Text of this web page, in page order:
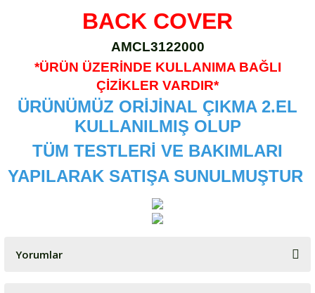
BACK COVER
AMCL3122000
*ÜRÜN ÜZERİNDE KULLANIMA BAĞLI
ÇİZİKLER VARDIR*
ÜRÜNÜMÜZ ORİJİNAL ÇIKMA 2.EL
KULLANILMIŞ OLUP
TÜM TESTLERİ VE BAKIMLARI
YAPILARAK SATIŞA SUNULMUŞTUR
Yorumlar